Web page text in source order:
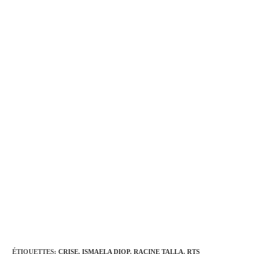
ÉTIQUETTES: CRISE, ISMAELA DIOP, RACINE TALLA, RTS